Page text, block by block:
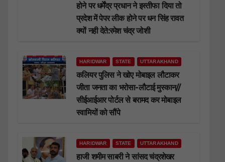
होने पर धर्मेंद्र प्रधान ने इस्तीफा दिया तो
प्रदेश में पेपर लीक होने पर धन सिंह रावत
क्यों नही देते:रमेश चंद्र जोशी
HARIDWAR STATE UTTARAKHAND
कलियर पुलिस ने खोए मोबाइल लौटाकर
जीता जनता का भरोसा-लौटाई मुस्कान//
सीईआईआर पोर्टल से बरामद कर मोबाइल
स्वामियों को सौंपे
HARIDWAR STATE UTTARAKHAND
हाजी शमीम साबरी ने सांसद चंद्रशेखर